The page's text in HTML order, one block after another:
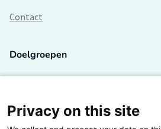
Contact
Doelgroepen
Lectoren en onderzoekers
Privacy on this site